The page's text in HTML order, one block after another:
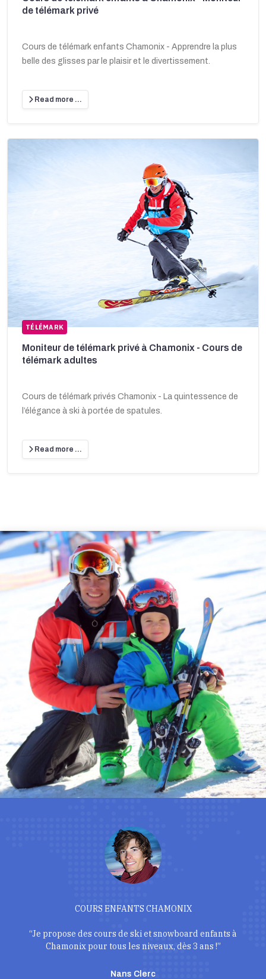
de télémark privé
Cours de télémark enfants Chamonix - Apprendre la plus
belle des glisses par le plaisir et le divertissement.
Read more …
TÉLÉMARK
Moniteur de télémark privé à Chamonix - Cours de
télémark adultes
Cours de télémark privés Chamonix - La quintessence de
l’élégance à ski à portée de spatules.
Read more …
COURS ENFANTS CHAMONIX
“Je propose des cours de ski et snowboard enfants à
Chamonix pour tous les niveaux, dès 3 ans !”
Nans Clerc